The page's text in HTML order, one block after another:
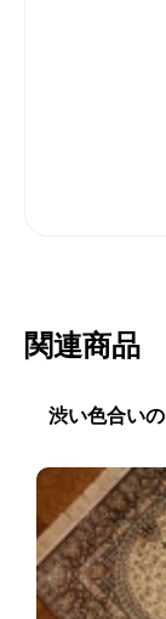
関連商品
渋い色合い